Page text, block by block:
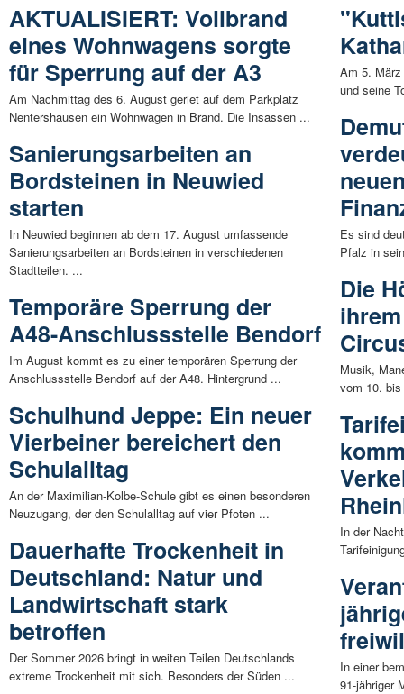
AKTUALISIERT: Vollbrand
eines Wohnwagens sorgte
für Sperrung auf der A3
Am Nachmittag des 6. August geriet auf dem Parkplatz
Nentershausen ein Wohnwagen in Brand. Die Insassen ...
Sanierungsarbeiten an
Bordsteinen in Neuwied
starten
In Neuwied beginnen ab dem 17. August umfassende
Sanierungsarbeiten an Bordsteinen in verschiedenen
Stadtteilen. ...
Temporäre Sperrung der
A48-Anschlussstelle Bendorf
Im August kommt es zu einer temporären Sperrung der
Anschlussstelle Bendorf auf der A48. Hintergrund ...
Schulhund Jeppe: Ein neuer
Vierbeiner bereichert den
Schulalltag
An der Maximilian-Kolbe-Schule gibt es einen besonderen
Neuzugang, der den Schulalltag auf vier Pfoten ...
Dauerhafte Trockenheit in
Deutschland: Natur und
Landwirtschaft stark
betroffen
Der Sommer 2026 bringt in weiten Teilen Deutschlands
extreme Trockenheit mit sich. Besonders der Süden ...
Am 5.
und seine
Es sind
Pfalz in
Die
Musik,
vom 10.
In der
In einer
91-jähriger